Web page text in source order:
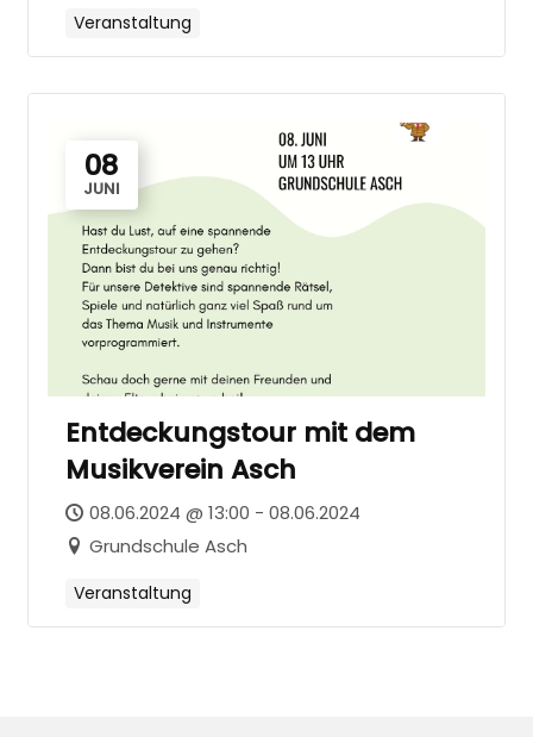
Veranstaltung
08
JUNI
Entdeckungstour mit dem
Musikverein Asch
08.06.2024 @ 13:00 - 08.06.2024
Grundschule Asch
Veranstaltung